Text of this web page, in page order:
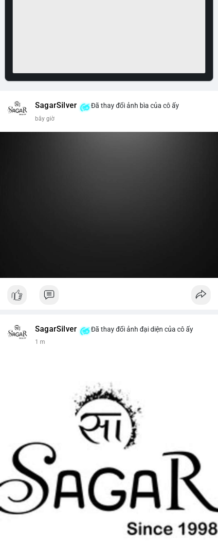
SagarSilver Đã thay đổi ảnh bìa của cô ấy
bây giờ
SagarSilver Đã thay đổi ảnh đại diện của cô ấy
1 m